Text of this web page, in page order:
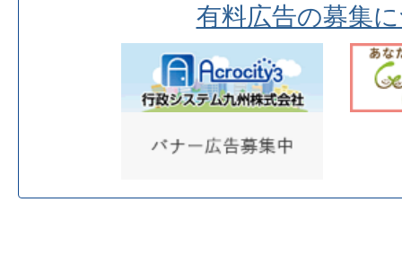
有料広告の募集